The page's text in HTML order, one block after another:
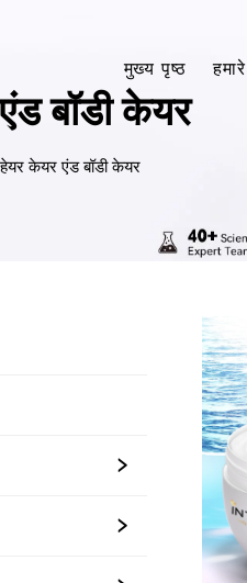
मुख्य पृष्ठ
बॉडी केयर
हेयर केयर एंड बॉडी केयर